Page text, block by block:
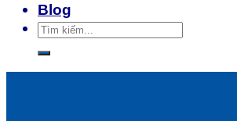
Blog